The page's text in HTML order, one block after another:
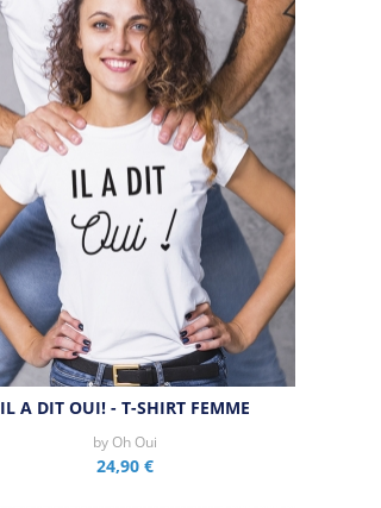
Aperçu rapide
IL A DIT OUI! - T-SHIRT FEMME
by Oh Oui
24,90 €